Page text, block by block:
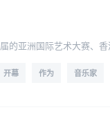
的亚洲国际艺术大赛、
开幕 作为 音乐家